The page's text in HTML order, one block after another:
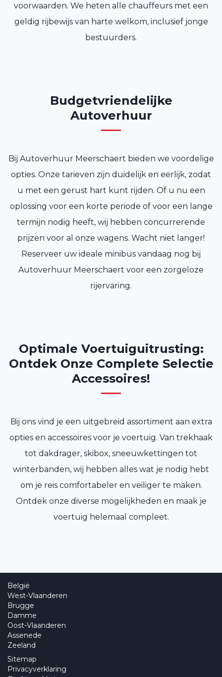
voorwaarden. We heten alle chauffeurs met een
geldig rijbewijs van harte welkom, inclusief jonge
bestuurders.
Budgetvriendelijke
Autoverhuur
Bij Autoverhuur Meerschaert bieden we voordelige
opties. Onze tarieven zijn duidelijk en eerlijk, zodat
u met een gerust hart kunt rijden. Of u nu een
oplossing voor een korte periode of voor een lange
termijn nodig heeft, wij hebben concurrerende
prijzen voor al onze wagens. Wacht niet langer!
Reserveer uw ideale minibus vandaag nog bij
Autoverhuur Meerschaert voor een zorgeloze
rijervaring.
Optimale Voertuiguitrusting:
Ontdek Onze Complete Selectie
Accessoires!
Bij ons vind je een uitgebreid assortiment aan extra
opties en accessoires voor je voertuig. Van trekhaak
tot dakdrager, skibox, sneeuwkettingen tot
winterbanden, wij hebben alles wat je nodig hebt
om je reis comfortabeler en veiliger te maken.
Ontdek onze diverse mogelijkheden en maak je
voertuig helemaal compleet.
België
West-Vlaanderen
Brugge
Damme
Oost-Vlaanderen
Assenede
Zeeland
Sitemap
Privacyverklaring